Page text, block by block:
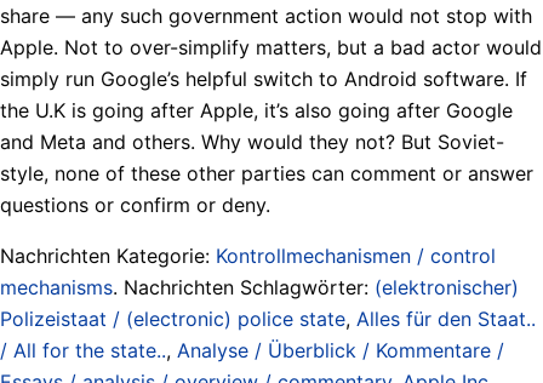
share — any such government action would not stop with
Apple. Not to over-simplify matters, but a bad actor would
simply run Google’s helpful switch to Android software. If
the U.K is going after Apple, it’s also going after Google
and Meta and others. Why would they not? But Soviet-
style, none of these other parties can comment or answer
questions or confirm or deny.
Nachrichten Kategorie: Kontrollmechanismen / control
mechanisms. Nachrichten Schlagwörter: (elektronischer)
Polizeistaat / (electronic) police state, Alles für den Staat..
/ All for the state.., Analyse / Überblick / Kommentare /